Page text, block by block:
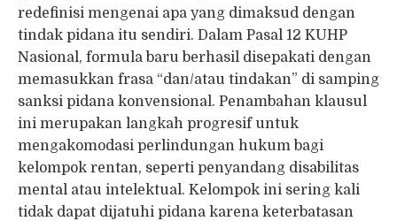
redefinisi mengenai apa yang dimaksud dengan
tindak pidana itu sendiri. Dalam Pasal 12 KUHP
Nasional, formula baru berhasil disepakati dengan
memasukkan frasa “dan/atau tindakan” di samping
sanksi pidana konvensional. Penambahan klausul
ini merupakan langkah progresif untuk
mengakomodasi perlindungan hukum bagi
kelompok rentan, seperti penyandang disabilitas
mental atau intelektual. Kelompok ini sering kali
tidak dapat dijatuhi pidana karena keterbatasan